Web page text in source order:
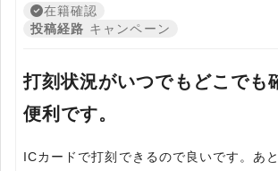
在籍確認
投稿経路 キャンペーン
打刻状況がいつでもどこでも
便利です。
ICカードで打刻できるので良いです。あ